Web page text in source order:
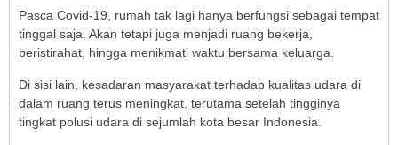
Pasca Covid-19, rumah tak lagi hanya berfungsi sebagai tempat
tinggal saja. Akan tetapi juga menjadi ruang bekerja,
beristirahat, hingga menikmati waktu bersama keluarga.
Di sisi lain, kesadaran masyarakat terhadap kualitas udara di
dalam ruang terus meningkat, terutama setelah tingginya
tingkat polusi udara di sejumlah kota besar Indonesia.